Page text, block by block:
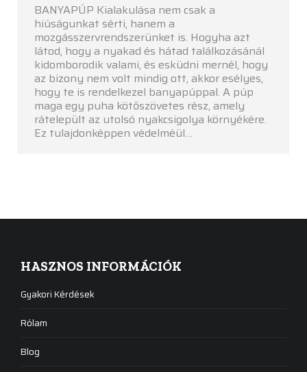
BANYAPÚP Kialakulása nem csak a
hiúságunkat sérti, hanem a
mozgásszervrendszerünket is. Hogyha azt
látod, hogy a nyakad és hátad találkozásánál
kidomborodik valami, és esküdni mernél, hogy
az bizony nem volt mindig ott, akkor esélyes,
hogy te is rendelkezel banyapúppal. A púp
maga egy puha kötőszövetes rész, amely
rátelepült az utolsó nyakcsigolya környékére.
Ez tulajdonképpen védelméül…
HASZNOS INFORMÁCIÓK
Gyakori Kérdések
Rólam
Blog